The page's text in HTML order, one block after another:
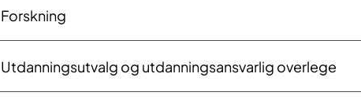
Forskning
Utdanningsutvalg og utdanningsansvarlig overlege